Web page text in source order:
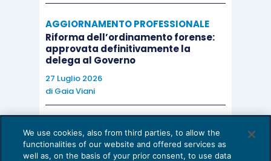
AGGIORNAMENTO PROFESSIONALE
Riforma dell’ordinamento forense:
approvata definitivamente la
delega al Governo
27 Luglio 2026
di Gaia Viani
Come evitare le allucinazioni dell’AI:
guida per l’avvocato
We use cookies, also from third parties, to allow the
functionalities of our website and offered services as
well as, on the basis of your prior consent, to use data